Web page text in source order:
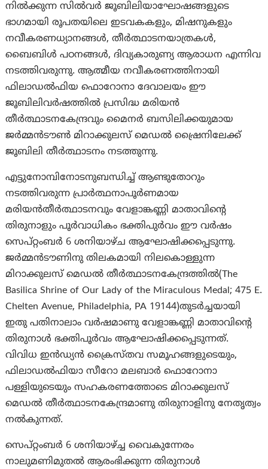
നില്‍ക്കുന്ന സില്‍വര്‍ ജൂബിലിയാഘോഷങ്ങളുടെ
ഭാഗമായി രൂപതയിലെ ഇടവകകളും, മിഷനുകളും
നവീകരണധ്യാനങ്ങള്‍, തീര്‍ത്ഥാടനയാത്രകള്‍,
ബൈബിള്‍ പഠനങ്ങള്‍, ദിവ്യകാരുണ്യ ആരാധന എന്നിവ
നടത്തിവരുന്നു. ആത്മീയ നവീകരണത്തിനായി
ഫിലാഡല്‍ഫിയ ഫൊറോനാ ദേവാലയം ഈ
ജൂബിലിവര്‍ഷത്തില്‍ പ്രസിദ്ധ മരിയന്‍
തീര്‍ത്ഥാടനകേന്ദ്രവും മൈനര്‍ ബസിലിക്കയുമായ
ജര്‍മ്മന്‍ടൗണ്‍ മിറാക്കുലസ് മെഡല്‍ ഷ്രൈനിലേക്ക്
ജൂബിലി തീര്‍ത്ഥാടനം നടത്തുന്നു.
എട്ടുനോമ്പിനോടനുബന്ധിച്ച് ആണ്ടുതോറും
നടത്തിവരുന്ന പ്രാര്‍ത്ഥനാപൂര്‍ണമായ
മരിയന്‍തീര്‍ത്ഥാടനവും വേളാങ്കണ്ണി മാതാവിന്‍റെ
തിരുനാളും പൂര്‍വാധികം ഭക്തിപുര്‍വം ഈ വര്‍ഷം
സെപ്റ്റംബര്‍ 6 ശനിയാഴ്ച ആഘോഷിക്കപ്പെടുന്നു.
ജര്‍മ്മന്‍ടൗണിനു തിലകമായി നിലകൊള്ളുന്ന
മിറാക്കുലസ് മെഡല്‍ തീര്‍ത്ഥാടനകേന്ദ്രത്തില്‍(The
Basilica Shrine of Our Lady of the Miraculous Medal; 475 E.
Chelten Avenue, Philadelphia, PA 19144)തുടര്‍ച്ചയായി
ഇതു പതിനാലാം വര്‍ഷമാണു വേളാങ്കണ്ണി മാതാവിന്‍റെ
തിരുനാള്‍ ഭക്തിപൂര്‍വം ആഘോഷിക്കപ്പെടുന്നത്.
വിവിധ ഇന്‍ഡ്യന്‍ ക്രൈസ്തവ സമൂഹങ്ങളുടെയും,
ഫിലാഡല്‍ഫിയാ സീറോ മലബാര്‍ ഫൊറോനാ
പള്ളിയുടെയും സഹകരണത്തോടെ മിറാക്കുലസ്
മെഡല്‍ തീര്‍ത്ഥാടനകേന്ദ്രമാണു തിരുനാളിനു നേതൃത്വം
നല്‍കുന്നത്.
സെപ്റ്റംബര്‍ 6 ശനിയാഴ്ച്ച വൈകുന്നേരം
നാലുമണിമുതല്‍ ആരംഭിക്കുന്ന തിരുനാള്‍